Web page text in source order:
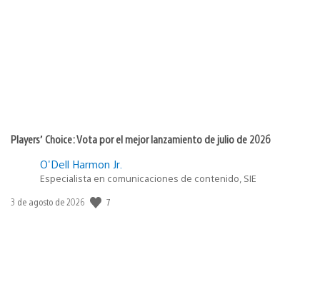
Players’ Choice: Vota por el mejor lanzamiento de julio de 2026
O'Dell Harmon Jr.
Especialista en comunicaciones de contenido, SIE
Fecha
3 de agosto de 2026 7